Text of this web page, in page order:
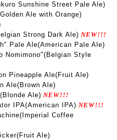
Sunshine Street Pale Ale)
Ale with Orange)
Strong Dark Ale) NEW!!!
Pale Ale(American Pale Ale)
Nomimono"(Belgian Style
Pineapple Ale(Fruit Ale)
Ale(Brown Ale)
Ale) NEW!!!
IPA(American IPA) NEW!!!
Coffee
Ale)